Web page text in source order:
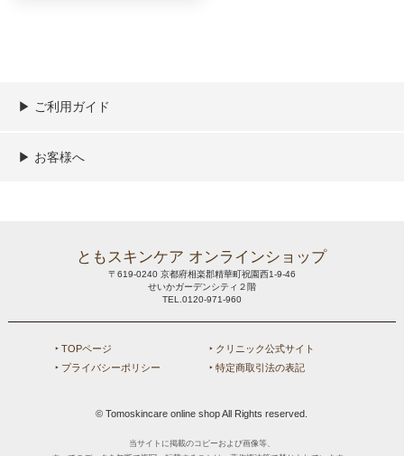
▶︎ ご利用ガイド
ご利用ガイド
決済／配送／送料について
取り扱い商品一覧
顧客情報の取扱について
特定商取引法の表記
▶︎ お客様へ
ともスキンケア オンラインショップ
〒619-0240 京都府相楽郡精華町祝園西1-9-46
せいかガーデンシティ２階
TEL.0120-971-960
‣ TOPページ
‣ クリニック公式サイト
‣ プライバシーポリシー
‣ 特定商取引法の表記
© Tomoskincare online shop All Rights reserved.
当サイトに掲載のコピーおよび画像等、